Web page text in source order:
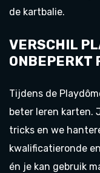
de kartbalie.
VERSCHIL
ONBEPERKT
Tijdens de
beter leren karten.
tricks en we
kwalificatieronde
én je kan gebruik